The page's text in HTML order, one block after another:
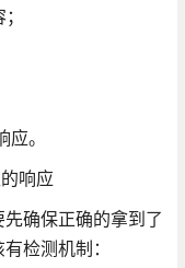
。
响应
确保正确的拿到了
检测机制：